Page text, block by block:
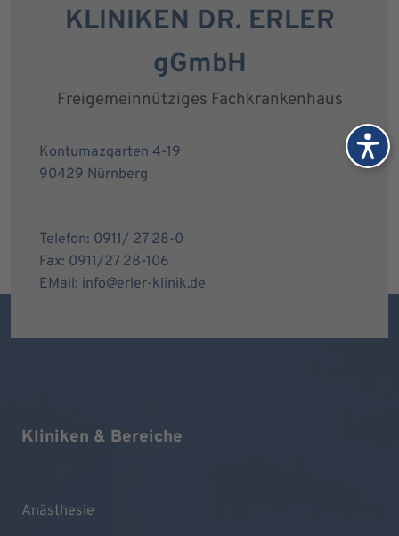
KLINIKEN DR. ERLER
gGmbH
Freigemeinnütziges Fachkrankenhaus
Kontumazgarten 4-19
90429 Nürnberg
Telefon: 0911/ 27 28-0
Fax: 0911/27 28-106
EMail: info@erler-klinik.de
Kliniken & Bereiche
Anästhesie